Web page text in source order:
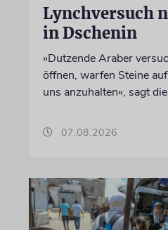
Lynchversuch
in Dschenin
»Dutzende Araber
öffnen, warfen Steine
uns anzuhalten«, sagt
07.08.2026